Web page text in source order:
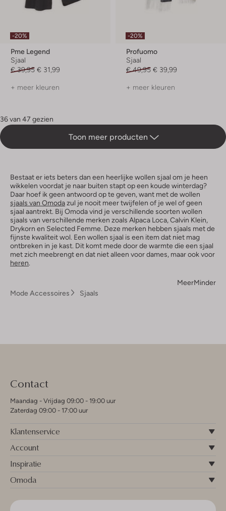
-20%
Pme Legend
Sjaal
€ 39,95 € 31,99
+ meer kleuren
-20%
Profuomo
Sjaal
€ 49,95 € 39,99
+ meer kleuren
36 van 47 gezien
Toon meer producten
Bestaat er iets beters dan een heerlijke wollen sjaal om je heen
wikkelen voordat je naar buiten stapt op een koude winterdag?
Daar hoef ik geen antwoord op te geven, want met de wollen
sjaals van Omodazul je nooit meer twijfelen of je wel of geen
sjaal aantrekt. Bij Omoda vind je verschillende soorten wollen
sjaals van verschillende merken zoals Alpaca Loca, Calvin Klein,
Drykorn en Selected Femme. Deze merken hebben sjaals met de
fijnste kwaliteit wol. Een wollen sjaal is een item dat niet mag
ontbreken in je kast. Dit komt mede door de warmte die een sjaal
met zich meebrengt en dat niet alleen voor dames, maar ook voor
heren.
MeerMinder
Mode Accessoires
Sjaals
Contact
Maandag - Vrijdag 09:00 - 19:00 uur
Zaterdag 09:00 - 17:00 uur
Klantenservice
Account
Inspiratie
Omoda